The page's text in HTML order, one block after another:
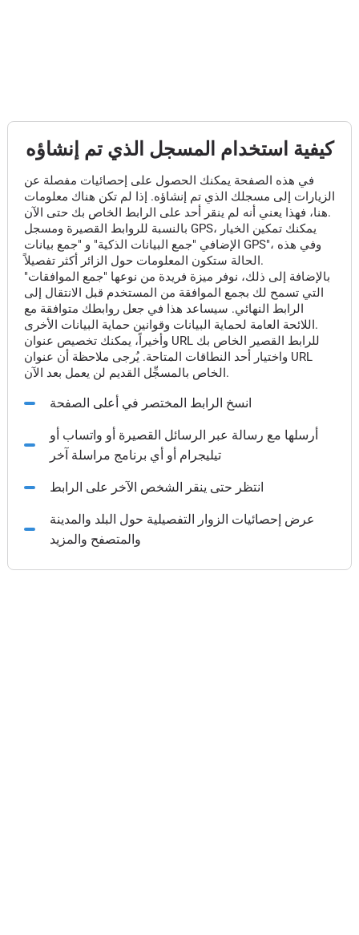
كيفية استخدام المسجل الذي تم إنشاؤه
في هذه الصفحة يمكنك الحصول على إحصائيات مفصلة عن
الزيارات إلى مسجلك الذي تم إنشاؤه. إذا لم تكن هناك معلومات
هنا، فهذا يعني أنه لم ينقر أحد على الرابط الخاص بك حتى الآن.
بالنسبة للروابط القصيرة ومسجل GPS، يمكنك تمكين الخيار
الإضافي "جمع البيانات الذكية" و "جمع بيانات GPS"، وفي هذه
الحالة ستكون المعلومات حول الزائر أكثر تفصيلاً.
بالإضافة إلى ذلك، نوفر ميزة فريدة من نوعها "جمع الموافقات"
التي تسمح لك بجمع الموافقة من المستخدم قبل الانتقال إلى
الرابط النهائي. سيساعد هذا في جعل روابطك متوافقة مع
اللائحة العامة لحماية البيانات وقوانين حماية البيانات الأخرى.
وأخيراً، يمكنك تخصيص عنوان URL للرابط القصير الخاص بك
واختيار أحد النطاقات المتاحة. يُرجى ملاحظة أن عنوان URL
الخاص بالمسجِّل القديم لن يعمل بعد الآن.
انسخ الرابط المختصر في أعلى الصفحة
أرسلها مع رسالة عبر الرسائل القصيرة أو واتساب أو
تيليجرام أو أي برنامج مراسلة آخر
انتظر حتى ينقر الشخص الآخر على الرابط
عرض إحصائيات الزوار التفصيلية حول البلد والمدينة
والمتصفح والمزيد